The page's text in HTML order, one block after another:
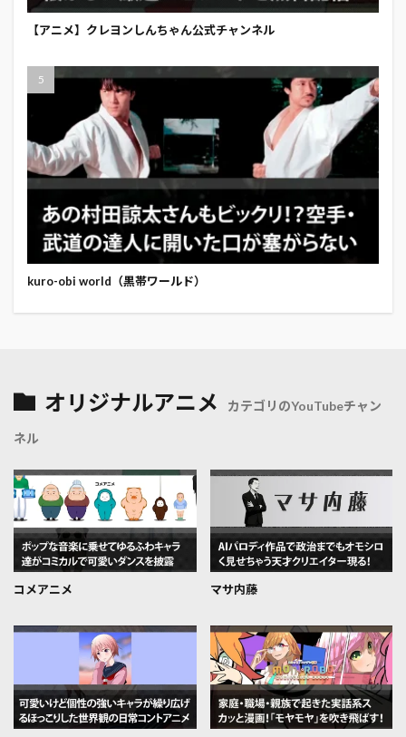
【アニメ】クレヨンしんちゃん公式チャンネル
kuro-obi world（黒帯ワールド）
オリジナルアニメ カテゴリのYouTubeチャン
ネル
コメアニメ マサ内藤